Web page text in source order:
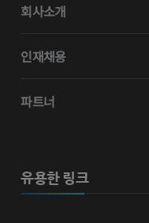
회사소개
인재채용
파트너
유용한 링크